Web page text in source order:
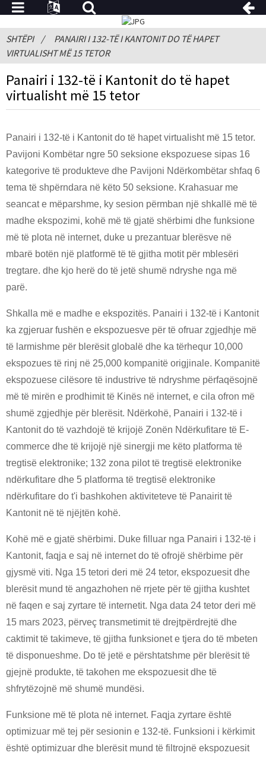
SHTËPI
PANAIRI I 132-TË I KANTONIT DO TË HAPET
VIRTUALISHT MË 15 TETOR
Panairi i 132-të i Kantonit do të hapet
virtualisht më 15 tetor
Panairi i 132-të i Kantonit do të hapet virtualisht më 15 tetor.
Pavijoni Kombëtar ngre 50 seksione ekspozuese sipas 16
kategorive të produkteve dhe Pavijoni Ndërkombëtar shfaq 6
tema të shpërndara në këto 50 seksione. Krahasuar me
seancat e mëparshme, ky sesion përmban një shkallë më të
madhe ekspozimi, kohë më të gjatë shërbimi dhe funksione
më të plota në internet, duke u prezantuar blerësve në
mbarë botën një platformë të të gjitha motit për mblesëri
tregtare. dhe kjo herë do të jetë shumë ndryshe nga më
parë.
Shkalla më e madhe e ekspozitës. Panairi i 132-të i Kantonit
ka zgjeruar fushën e ekspozuesve për të ofruar zgjedhje më
të larmishme për blerësit globalë dhe ka tërhequr 10,000
ekspozues të rinj në 25,000 kompanitë origjinale. Kompanitë
ekspozuese cilësore të industrive të ndryshme përfaqësojnë
më të mirën e prodhimit të Kinës në internet, e cila ofron më
shumë zgjedhje për blerësit. Ndërkohë, Panairi i 132-të i
Kantonit do të vazhdojë të krijojë Zonën Ndërkufitare të E-
commerce dhe të krijojë një sinergji me këto platforma të
tregtisë elektronike; 132 zona pilot të tregtisë elektronike
ndërkufitare dhe 5 platforma të tregtisë elektronike
ndërkufitare do t'i bashkohen aktiviteteve të Panairit të
Kantonit në të njëjtën kohë.
Kohë më e gjatë shërbimi. Duke filluar nga Panairi i 132-të i
Kantonit, faqja e saj në internet do të ofrojë shërbime për
gjysmë viti. Nga 15 tetori deri më 24 tetor, ekspozuesit dhe
blerësit mund të angazhohen në rrjete për të gjitha kushtet
në faqen e saj zyrtare të internetit. Nga data 24 tetor deri më
15 mars 2023, përveç transmetimit të drejtpërdrejtë dhe
caktimit të takimeve, të gjitha funksionet e tjera do të mbeten
të disponueshme. Do të jetë e përshtatshme për blerësit të
gjejnë produkte, të takohen me ekspozuesit dhe të
shfrytëzojnë më shumë mundësi.
Funksione më të plota në internet. Faqja zyrtare është
optimizuar më tej për sesionin e 132-të. Funksioni i kërkimit
është optimizuar dhe blerësit mund të filtrojnë ekspozuesit